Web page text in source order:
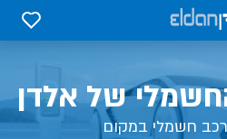
0
של אלדן
חשמלי במקום